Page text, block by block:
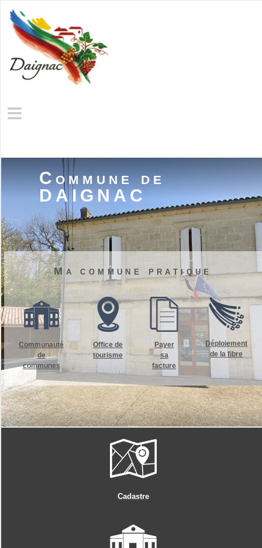
≡
Commune de
DAIGNAC
Ma commune pratique
Communauté
de
communes
Office de
tourisme
Payer
sa
facture
Déploiement
de la fibre
Cadastre